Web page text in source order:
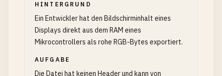
HINTERGRUND
Ein Entwickler hat den Bildschirminhalt eines
Displays direkt aus dem RAM eines
Mikrocontrollers als rohe RGB-Bytes exportiert.
AUFGABE
Die Datei hat keinen Header und kann von